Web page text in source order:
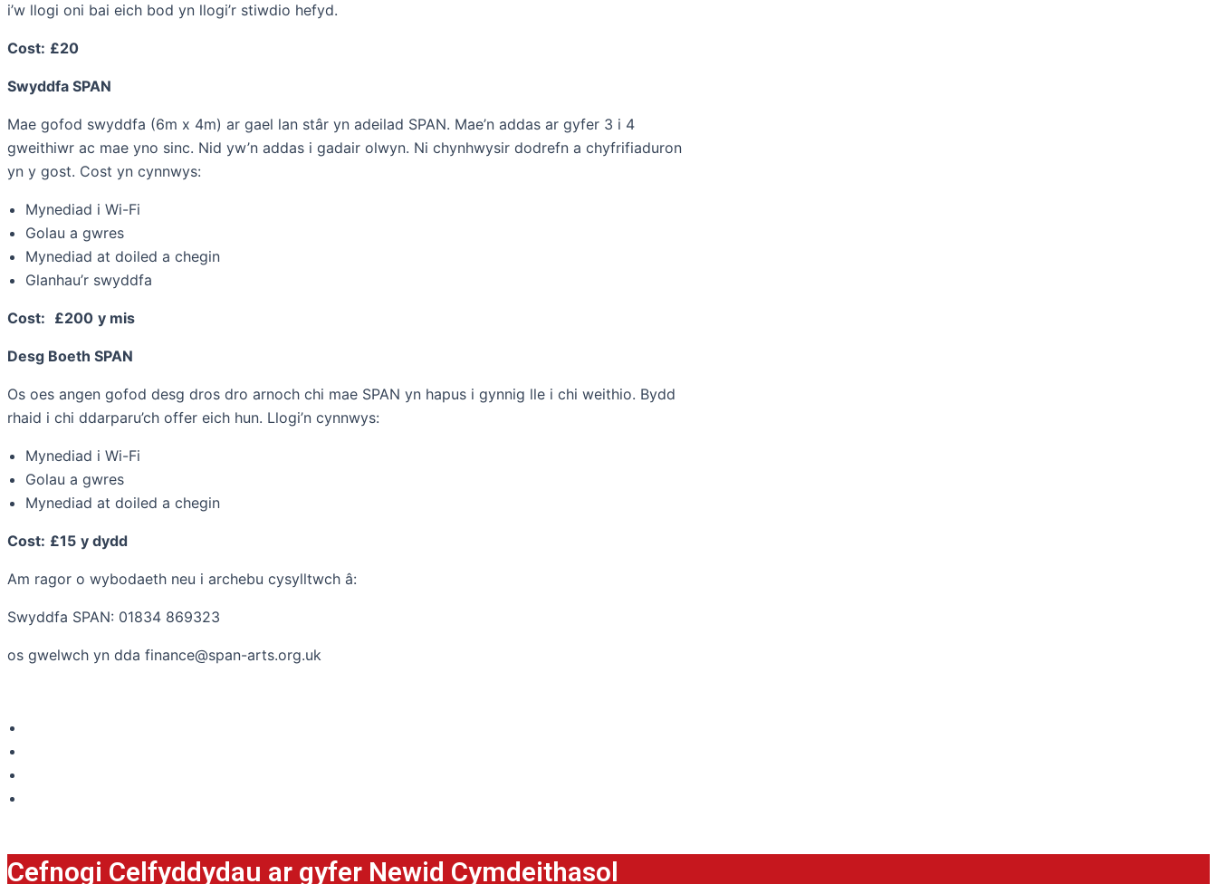
i’w llogi oni bai eich bod yn llogi’r stiwdio hefyd.
Cost: £20
Swyddfa SPAN
Mae gofod swyddfa (6m x 4m) ar gael lan stâr yn adeilad SPAN. Mae’n addas ar gyfer 3 i 4
gweithiwr ac mae yno sinc. Nid yw’n addas i gadair olwyn. Ni chynhwysir dodrefn a chyfrifiaduron
yn y gost. Cost yn cynnwys:
Mynediad i Wi-Fi
Golau a gwres
Mynediad at doiled a chegin
Glanhau’r swyddfa
Cost: £200 y mis
Desg Boeth SPAN
Os oes angen gofod desg dros dro arnoch chi mae SPAN yn hapus i gynnig lle i chi weithio. Bydd
rhaid i chi ddarparu’ch offer eich hun. Llogi’n cynnwys:
Mynediad i Wi-Fi
Golau a gwres
Mynediad at doiled a chegin
Cost: £15 y dydd
Am ragor o wybodaeth neu i archebu cysylltwch â:
Swyddfa SPAN: 01834 869323
os gwelwch yn dda finance@span-arts.org.uk
Cefnogi Celfyddydau ar gyfer Newid Cymdeithasol